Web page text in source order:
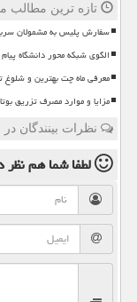
تازه ترین مطالب
سفارش پلیس به مشمولان
الگوی شبکه محور دانشگاه
معرفی ماه چت بهترین و
مزایا و موارد مصرف تزریق
نظرات بینندگان
لطفا شما همنظر